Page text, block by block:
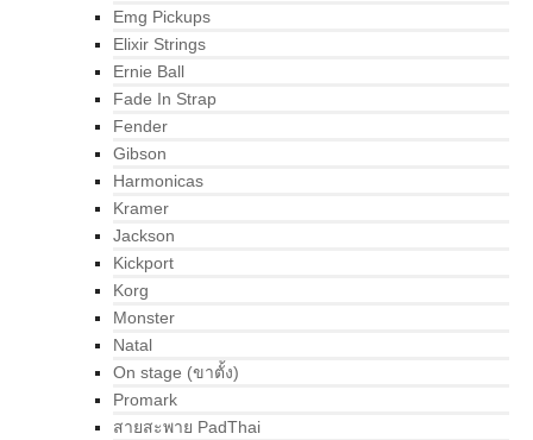
Emg Pickups
Elixir Strings
Ernie Ball
Fade In Strap
Fender
Gibson
Harmonicas
Kramer
Jackson
Kickport
Korg
Monster
Natal
On stage (ขาตั้ง)
Promark
สายสะพาย PadThai